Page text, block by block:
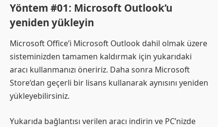
Yöntem #01: Microsoft Outlook’u
yeniden yükleyin
Microsoft Office’i Microsoft Outlook dahil olmak üzere
sisteminizden tamamen kaldırmak için yukarıdaki
aracı kullanmanızı öneririz. Daha sonra Microsoft
Store’dan geçerli bir lisans kullanarak aynısını yeniden
yükleyebilirsiniz.
Yukarıda bağlantısı verilen aracı indirin ve PC’nizde